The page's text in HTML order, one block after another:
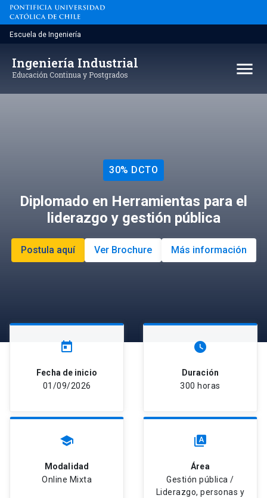
Saltar
contenido
Escuela de Ingeniería
Ingeniería Industrial
Educación Continua y Postgrados menu
30% DCTO
Diplomado en Herramientas para el
liderazgo y gestión pública
Postula aquí Ver Brochure Más información
today
Fecha de inicio
01/09/2026
watch_later
Duración
300 horas
school
Modalidad
Online Mixta
type_specimen
Área
Gestión pública /
Liderazgo, personas y